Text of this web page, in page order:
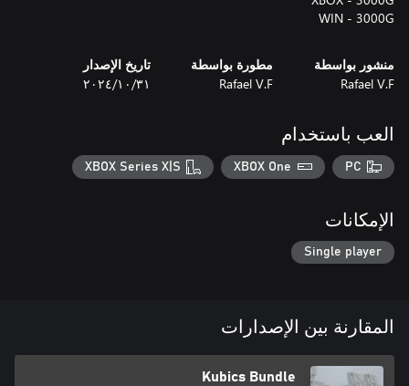
WIN - 3000G
منشور بواسطة
Rafael V.F
مطورة بواسطة
Rafael V.F
تاريخ الإصدار
٣١‏/١٠‏/٢٠٢٤
العب باستخدام
PC
XBOX One
XBOX Series X|S
الإمكانات
Single player
المقارنة بين الإصدارات
Kubics Bundle